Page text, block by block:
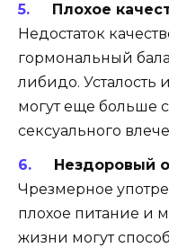
Плохое
Недостаток
гормональный
либидо. Усталость
могут еще больше
сексуального
Нездоровый
Чрезмерное
плохое питание и
жизни могут